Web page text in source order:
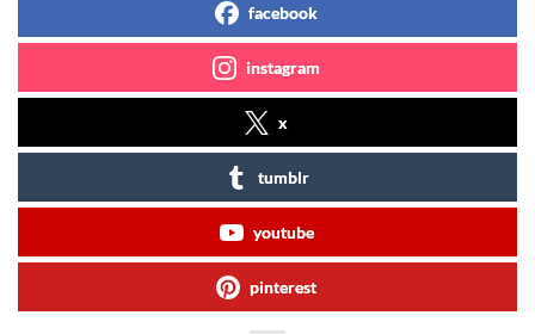
facebook
instagram
x
tumblr
youtube
pinterest